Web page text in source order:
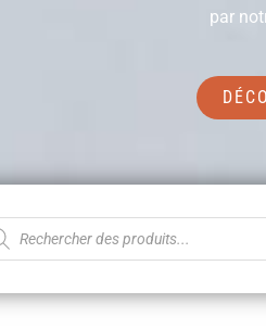
par